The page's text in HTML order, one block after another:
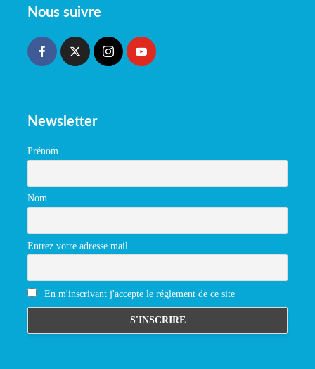
Nous suivre
Newsletter
Prénom
Nom
Entrez votre adresse mail
En m'inscrivant j'accepte le réglement de ce site